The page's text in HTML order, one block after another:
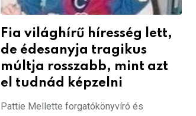
Fia világhírű híresség lett,
de édesanyja tragikus
múltja rosszabb, mint azt
el tudnád képzelni
Pattie Mellette forgatókönyvíró és